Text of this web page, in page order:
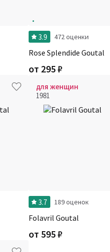
3.9 472 оценки
Rose Splendide Goutal
от 295₽
для женщин
1981
3.7 189 оценок
Folavril Goutal
от 595₽